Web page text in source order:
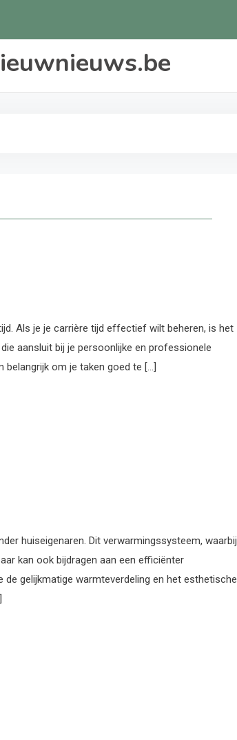
Als je je carrière tijd effectief wilt beheren, is het
aansluit bij je persoonlijke en professionele
belangrijk om je taken goed te […]
huiseigenaren. Dit verwarmingssysteem, waarbij
kan ook bijdragen aan een efficiënter
gelijkmatige warmteverdeling en het esthetische